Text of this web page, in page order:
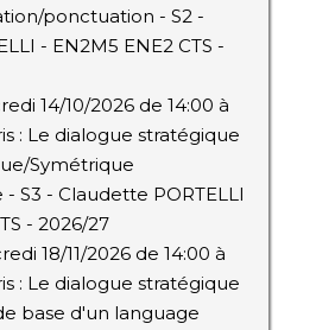
ponctuation - S2 -
- EN2M5 ENE2 CTS -
14/10/2026 de 14:00 à
: Le dialogue stratégique
Symétrique
S3 - Claudette PORTELLI
- 2026/27
18/11/2026 de 14:00 à
: Le dialogue stratégique
base d'un language